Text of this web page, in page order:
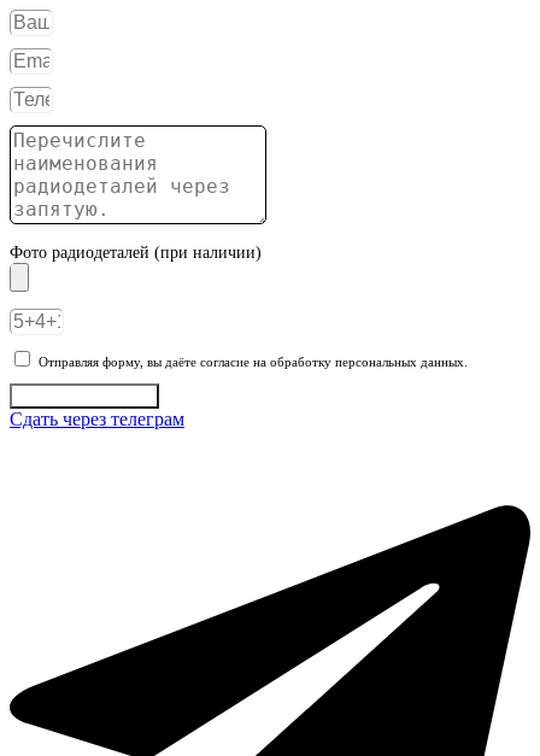
Фото радиодеталей (при наличии)
Отправляя форму, вы даёте согласие на обработку персональных данных.
Сдать через телеграм